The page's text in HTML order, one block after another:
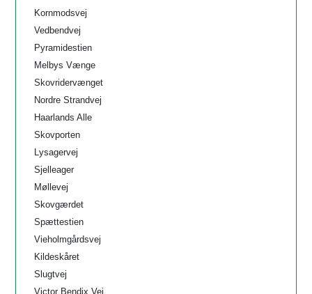
Kornmodsvej
Vedbendvej
Pyramidestien
Melbys Vænge
Skovridervænget
Nordre Strandvej
Haarlands Alle
Skovporten
Lysagervej
Sjelleager
Møllevej
Skovgærdet
Spættestien
Vieholmgårdsvej
Kildeskåret
Slugtvej
Victor Bendix Vej